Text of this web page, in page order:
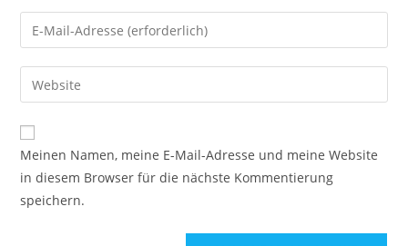
Meinen Namen, meine E-Mail-Adresse und meine Website
in diesem Browser für die nächste Kommentierung
speichern.